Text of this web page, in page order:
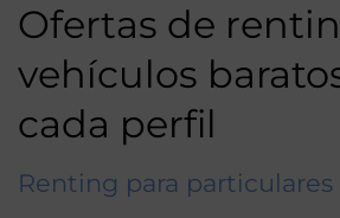
Ofertas de
vehículos
cada perfil
Renting para particulares